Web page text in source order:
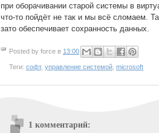
при оборачивании старой системы в
что-то пойдёт не так и мы всё сломаем.
зато обеспечивает сохранность данных.
Posted by force в 13:00
Теги: софт, управление системой microsoft
1 комментарий: